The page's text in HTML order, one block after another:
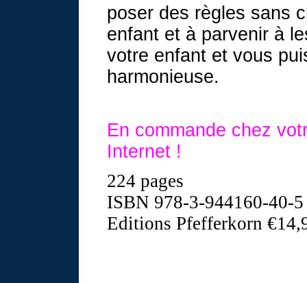
poser des règles sans
enfant et à parvenir à
votre enfant et vous
harmonieuse.
En commande chez
Internet !
224 pages
ISBN 978-3-944160-40-5
Editions Pfefferkorn €